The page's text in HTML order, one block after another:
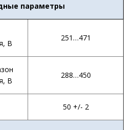
параметры
В
251…471
В
288…450
50 +/- 2